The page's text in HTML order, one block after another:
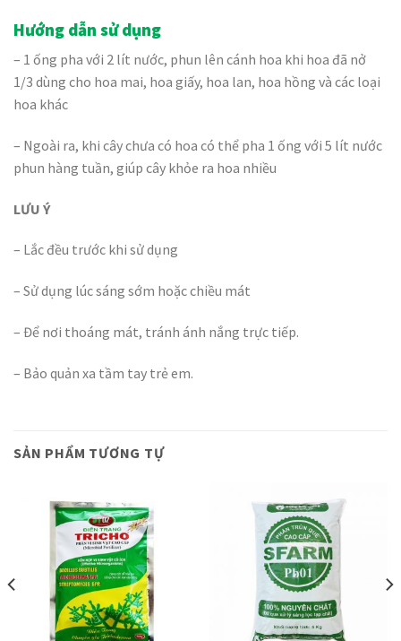
Hướng dẫn sử dụng
– 1 ống pha với 2 lít nước, phun lên cánh hoa khi hoa đã nở
1/3 dùng cho hoa mai, hoa giấy, hoa lan, hoa hồng và các loại
hoa khác
– Ngoài ra, khi cây chưa có hoa có thể pha 1 ống với 5 lít nước
phun hàng tuần, giúp cây khỏe ra hoa nhiều
LƯU Ý
– Lắc đều trước khi sử dụng
– Sử dụng lúc sáng sớm hoặc chiều mát
– Để nơi thoáng mát, tránh ánh nắng trực tiếp.
– Bảo quản xa tầm tay trẻ em.
SẢN PHẨM TƯƠNG TỰ